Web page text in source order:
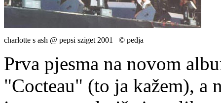
charlotte s ash @ pepsi sziget 2001 © pedja
Prva pjesma na novom
"Cocteau" (to ja kažem), a